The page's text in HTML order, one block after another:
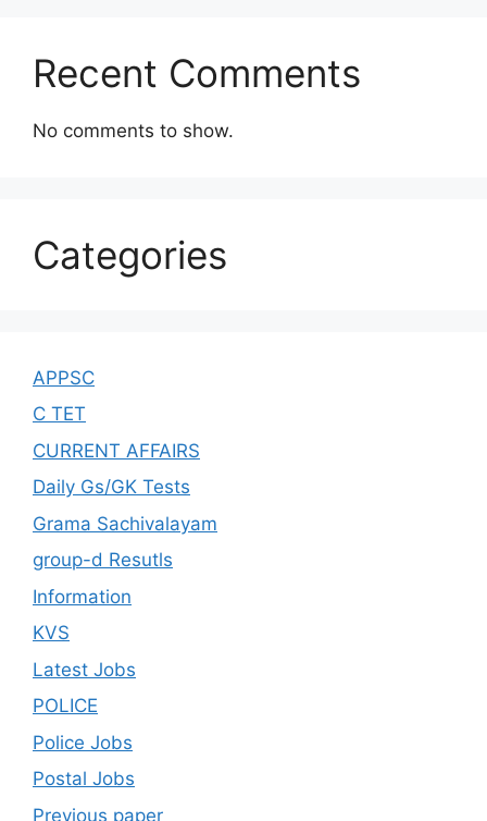
Recent Comments
No comments to show.
Categories
APPSC
C TET
CURRENT AFFAIRS
Daily Gs/GK Tests
Grama Sachivalayam
group-d Resutls
Information
KVS
Latest Jobs
POLICE
Police Jobs
Postal Jobs
Previous paper